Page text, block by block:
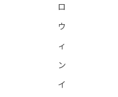
ロ
ウ
ィ
ン
イ